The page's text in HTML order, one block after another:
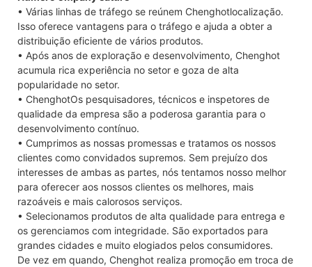
• Várias linhas de tráfego se reúnem Chenghotlocalização.
Isso oferece vantagens para o tráfego e ajuda a obter a
distribuição eficiente de vários produtos.
• Após anos de exploração e desenvolvimento, Chenghot
acumula rica experiência no setor e goza de alta
popularidade no setor.
• ChenghotOs pesquisadores, técnicos e inspetores de
qualidade da empresa são a poderosa garantia para o
desenvolvimento contínuo.
• Cumprimos as nossas promessas e tratamos os nossos
clientes como convidados supremos. Sem prejuízo dos
interesses de ambas as partes, nós tentamos nosso melhor
para oferecer aos nossos clientes os melhores, mais
razoáveis e mais calorosos serviços.
• Selecionamos produtos de alta qualidade para entrega e
os gerenciamos com integridade. São exportados para
grandes cidades e muito elogiados pelos consumidores.
De vez em quando, Chenghot realiza promoção em troca de